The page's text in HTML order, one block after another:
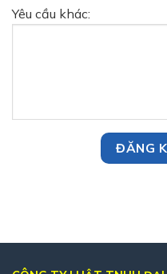
Yêu cầu khác: